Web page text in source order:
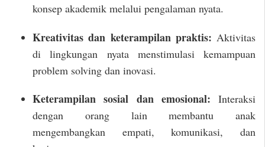
konsep akademik melalui pengalaman nyata.
Kreativitas dan keterampilan praktis: Aktivitas
di lingkungan nyata menstimulasi kemampuan
problem solving dan inovasi.
Keterampilan sosial dan emosional: Interaksi
dengan orang lain membantu anak
mengembangkan empati, komunikasi, dan